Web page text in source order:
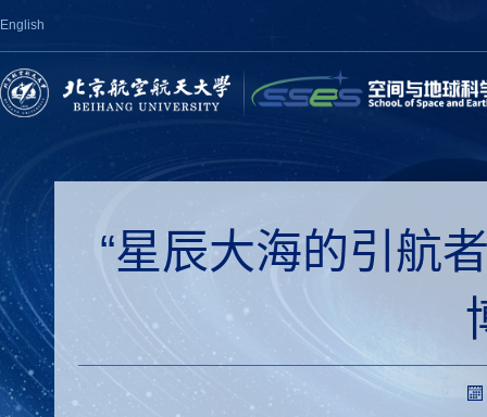
English
“星辰大海的引航